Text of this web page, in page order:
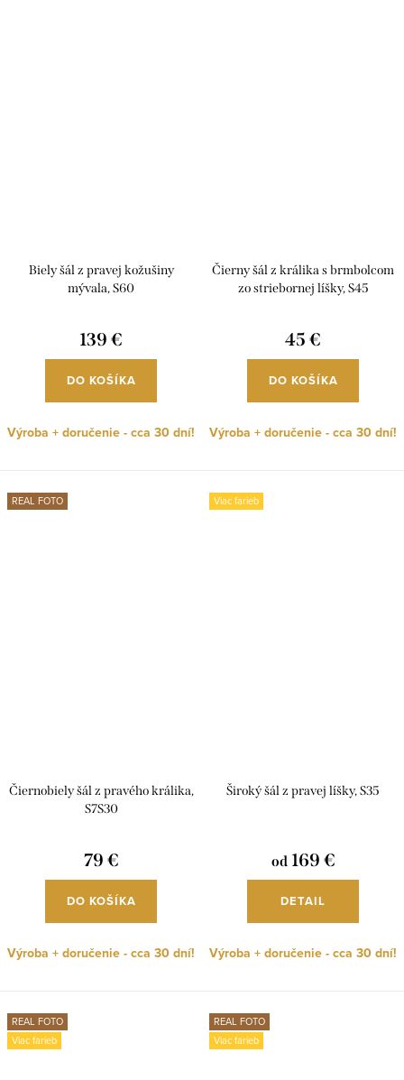
Biely šál z pravej kožušiny
mývala, S60
139 €
DO KOŠÍKA
Výroba + doručenie - cca 30 dní!
Čierny šál z králika s brmbolcom
zo striebornej líšky, S45
45 €
DO KOŠÍKA
Výroba + doručenie - cca 30 dní!
REAL FOTO
Čiernobiely šál z pravého králika,
S7S30
79 €
DO KOŠÍKA
Výroba + doručenie - cca 30 dní!
Viac farieb
Široký šál z pravej líšky, S35
od169 €
DETAIL
Výroba + doručenie - cca 30 dní!
REAL FOTO
Viac farieb
REAL FOTO
Viac farieb